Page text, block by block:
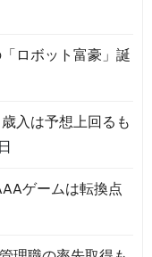
ロボット富豪」誕
入は予想上回るも
ゲームは転換点